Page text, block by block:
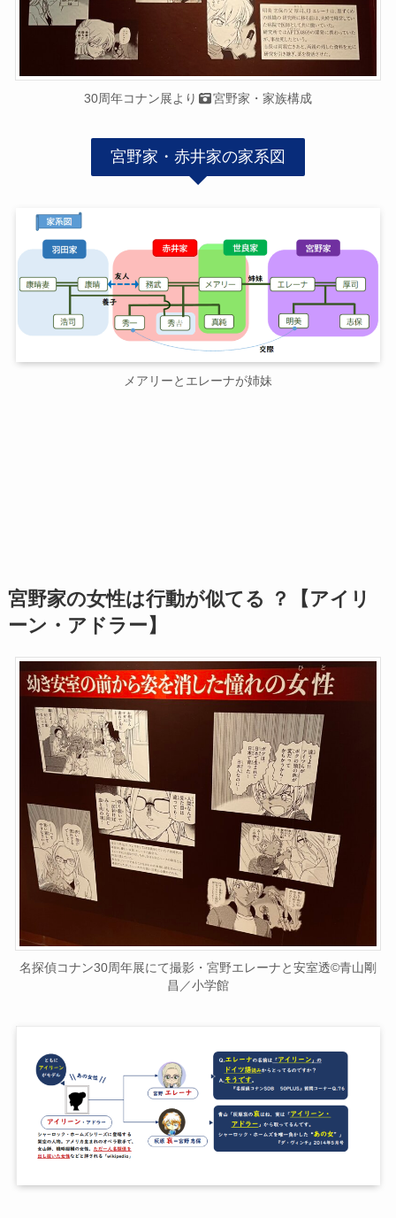
30周年コナン展より 宮野家・家族構成
宮野家・赤井家の家系図
メアリーとエレーナが姉妹
宮野家の女性は行動が似てる ？【アイリ
ーン・アドラー】
名探偵コナン30周年展にて撮影・宮野エレーナと安室透©青山剛
昌／小学館